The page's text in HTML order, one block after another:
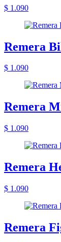
$ 1.090
Remera
$ 1.090
Remera
$ 1.090
Remera
$ 1.090
Remera